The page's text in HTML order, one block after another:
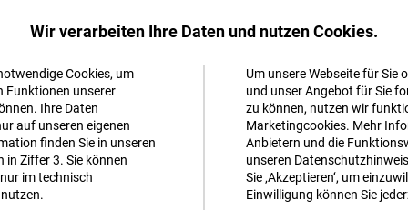
fokussiert sich auf die Förderung einer
Sie ist auch an der Entwicklung innovativer
lokalen Organisationen wie demCenter for
,Rappler, der Philippine Economic Societyund
Arbeit:Schreiben Sie uns und lernen Sie unserTeam
Wir verarbeiten Ihre Daten und nutzen Cookies.
Cookies, um
Funktionen unserer
Ihre Daten
auf unseren eigenen
finden Sie in unseren
Ziffer 3. Sie können
im technisch
Um unsere Webseite für Sie
und unser Angebot für Sie
zu können, nutzen wir
Marketingcookies. Mehr
Anbietern und die
unseren
Sie ‚Akzeptieren‘, um
Einwilligung können Sie
Matomo
Facebook
Embed
Akzeptieren